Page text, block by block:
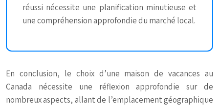
réussi nécessite une planification minutieuse et
une compréhension approfondie du marché local.
En conclusion, le choix d’une maison de vacances au
Canada nécessite une réflexion approfondie sur de
nombreux aspects, allant de l’emplacement géographique